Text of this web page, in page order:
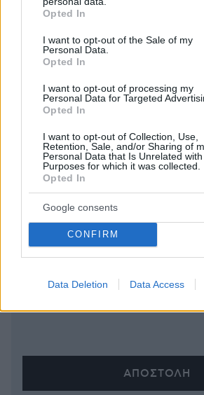
grant or deny consent to Google and its
use your data for below specified
consent section.
Opted In
I want to opt-out of the Sale of my
Personal Data.
Opted In
I want to opt-out of processing my
Personal Data for Targeted
Opted In
I want to opt-out of Collection, Use,
Retention, Sale, and/or Sharing of
Personal Data that Is Unrelated
Purposes for which it was collected.
Opted In
Google consents
CONFIRM
Data Deletion Data Access
ΌΝΟΜΑ *
EMAIL
ΣΧΌΛΙΟ *